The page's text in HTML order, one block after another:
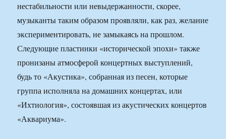
нестабильности или невыдержанности, скорее,
музыканты таким образом проявляли, как раз, желание
экспериментировать, не замыкаясь на прошлом.
Следующие пластинки «исторической эпохи» также
пронизаны атмосферой концертных выступлений,
будь то «Акустика», собранная из песен, которые
группа исполняла на домашних концертах, или
«Ихтиология», состоявшая из акустических концертов
«Аквариума».